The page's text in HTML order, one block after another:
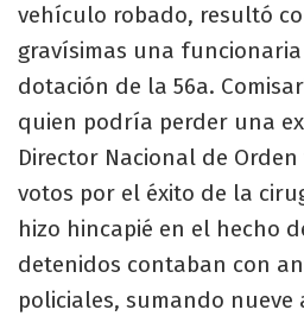
vehículo robado, resultó
gravísimas una
dotación de la 56a.
quien podría perder una
Director Nacional de
votos por el éxito de la
hizo hincapié en el hecho
detenidos contaban con
policiales, sumando nueve